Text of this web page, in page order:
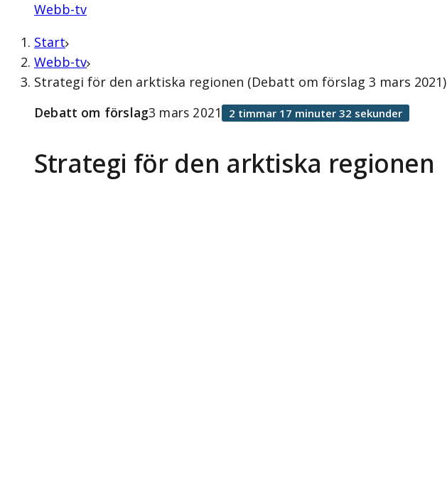
Webb-tv
Start
Webb-tv
Strategi för den arktiska regionen (Debatt om förslag 3 mars 2021)
Strategi för den arktiska regionen
Debatt om förslag3 mars 2021 2 timmar 17 minuter 32 sekunder